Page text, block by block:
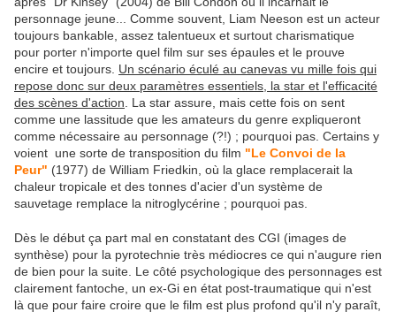
personnage jeune... Comme souvent, Liam Neeson est un acteur
toujours bankable, assez talentueux et surtout charismatique
pour porter n'importe quel film sur ses épaules et le prouve
encire et toujours. Un scénario éculé au canevas vu mille fois qui
repose donc sur deux paramètres essentiels, la star et l'efficacité
des scènes d'action . La star assure, mais cette fois on sent
comme une lassitude que les amateurs du genre expliqueront
comme nécessaire au personnage (?!) ; pourquoi pas. Certains y
voient une sorte de transposition du film "Le Convoi de la
Peur" (1977) de William Friedkin, où la glace remplacerait la
chaleur tropicale et des tonnes d'acier d'un système de
sauvetage remplace la nitroglycérine ; pourquoi pas.
Dès le début ça part mal en constatant des CGI (images de
synthèse) pour la pyrotechnie très médiocres ce qui n'augure rien
de bien pour la suite. Le côté psychologique des personnages est
clairement fantoche, un ex-Gi en état post-traumatique qui n'est
là que pour faire croire que le film est plus profond qu'il n'y paraît,